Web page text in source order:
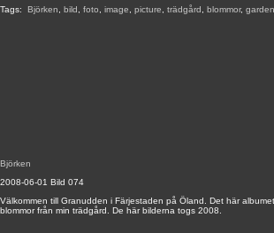
Tags: Björken bild foto image picture trädgård blommor, garden
Björken
2008-06-01 Bild 074
Välkommen till Granudden i Färjestaden på Öland. Det här
blommor från min trädgård. De här bilderna togs 2008.